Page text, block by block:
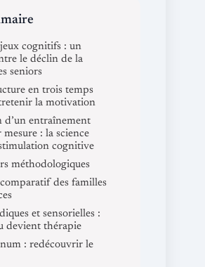
cognitifs : un
le déclin de la
seniors
en trois temps
la motivation
d’un entraînement
mesure : la science
cognitive
méthodologiques
des familles
et sensorielles :
devient thérapie
: redécouvrir le